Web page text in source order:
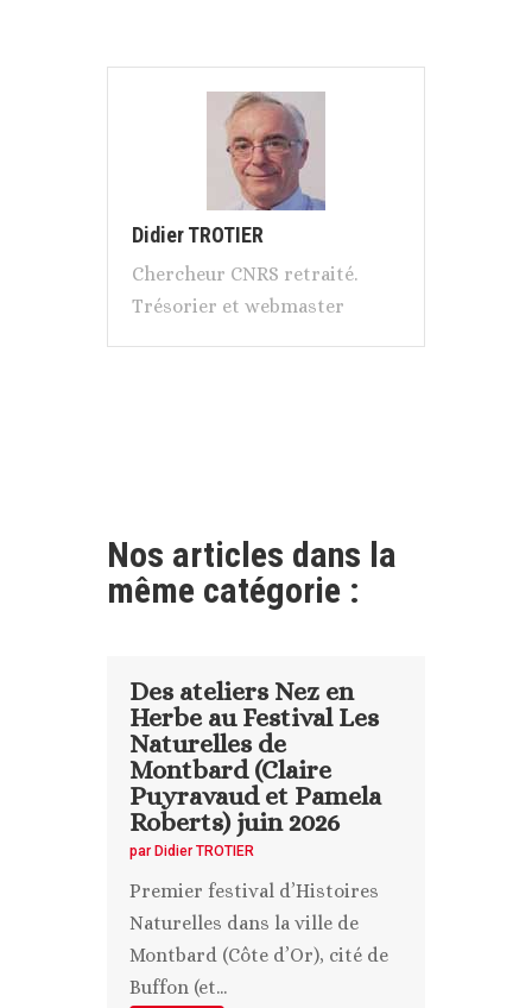
Didier TROTIER
Chercheur CNRS retraité.
Trésorier et webmaster
Nos articles dans la
même catégorie :
Des ateliers Nez en
Herbe au Festival Les
Naturelles de
Montbard (Claire
Puyravaud et Pamela
Roberts) juin 2026
par Didier TROTIER
Premier festival d’Histoires
Naturelles dans la ville de
Montbard (Côte d’Or), cité de
Buffon (et...